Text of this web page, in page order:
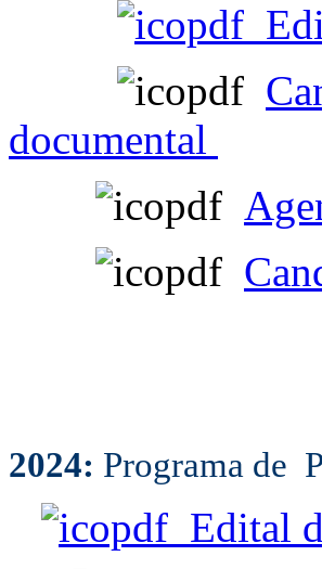
documental
2024: Programa de
Edital